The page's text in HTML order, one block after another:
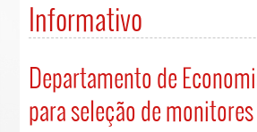
Informativo
Departamento de
para seleção de